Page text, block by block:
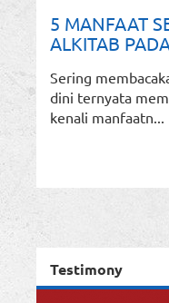
5 MANFAAT
ALKITAB
Sering
dini ternyata
kenali manfaatn...
Testimony